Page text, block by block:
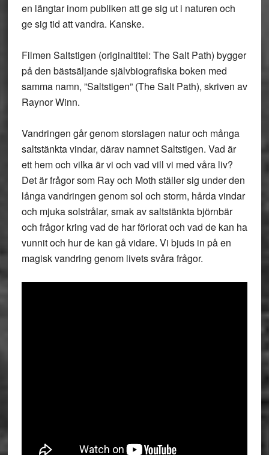
en längtar inom publiken att ge sig ut i naturen och
ge sig tid att vandra. Kanske.
Filmen Saltstigen (originaltitel: The Salt Path) bygger
på den bästsäljande självbiografiska boken med
samma namn, ”Saltstigen” (The Salt Path), skriven av
Raynor Winn.
Vandringen går genom storslagen natur och många
saltstänkta vindar, därav namnet Saltstigen. Vad är
ett hem och vilka är vi och vad vill vi med våra liv?
Det är frågor som Ray och Moth ställer sig under den
långa vandringen genom sol och storm, hårda vindar
och mjuka solstrålar, smak av saltstänkta björnbär
och frågor kring vad de har förlorat och vad de kan ha
vunnit och hur de kan gå vidare. Vi bjuds in på en
magisk vandring genom livets svåra frågor.